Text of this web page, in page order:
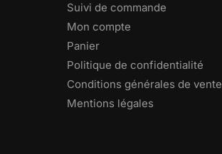
Suivi de commande
Mon compte
Panier
Politique de confidentialité
Conditions générales de vente
Mentions légales